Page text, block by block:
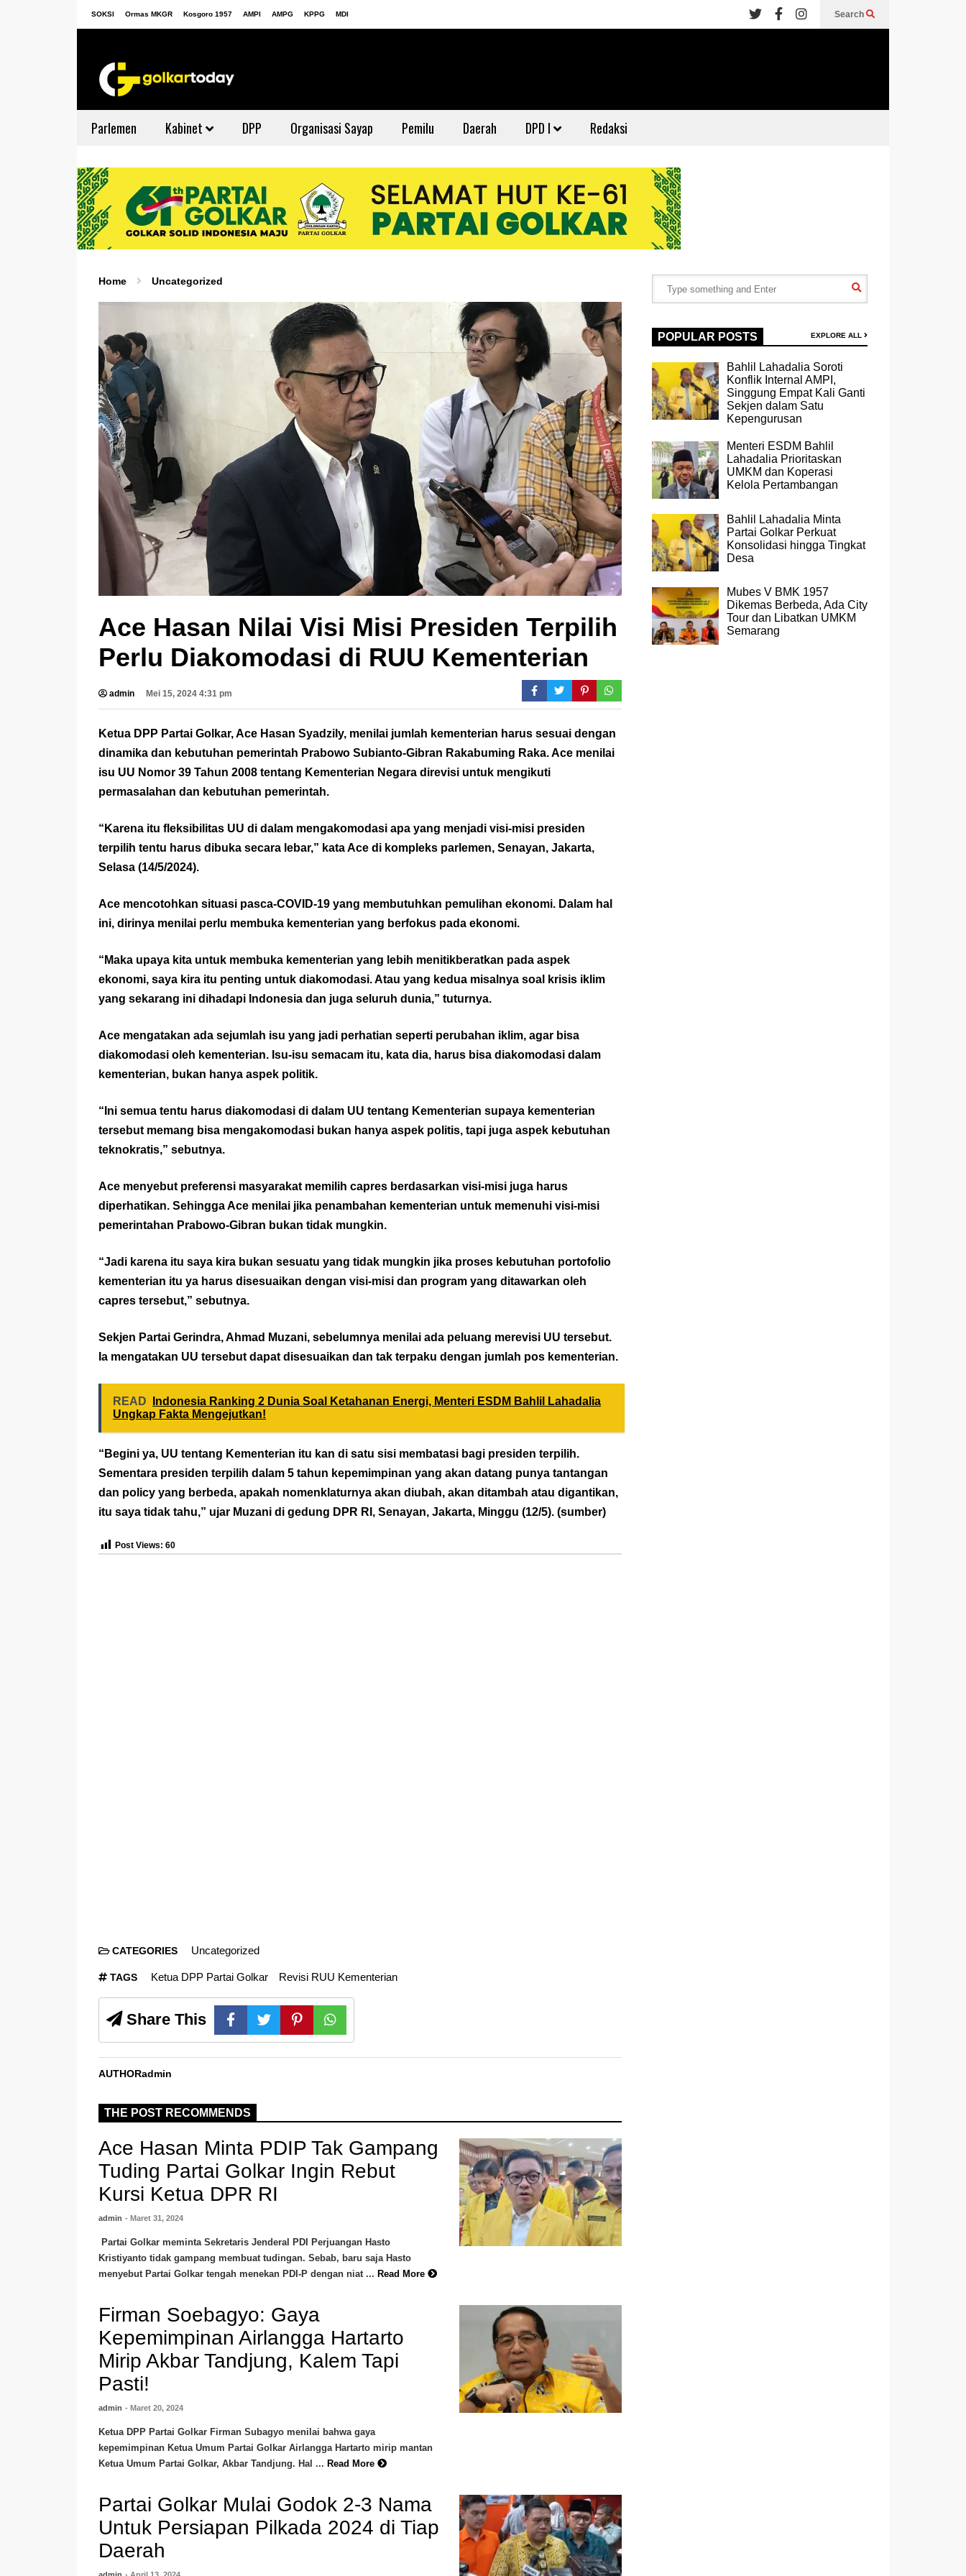
SOKSI Ormas MKGR Kosgoro 1957 AMPI AMPG KPPG MDI Search
Parlemen Kabinet DPP Organisasi Sayap Pemilu Daerah DPD I Redaksi
Home Uncategorized
Ace Hasan Nilai Visi Misi Presiden Terpilih
Perlu Diakomodasi di RUU Kementerian
admin Mei 15, 2024 4:31 pm
Ketua DPP Partai Golkar, Ace Hasan Syadzily, menilai jumlah kementerian harus sesuai dengan
dinamika dan kebutuhan pemerintah Prabowo Subianto-Gibran Rakabuming Raka. Ace menilai
isu UU Nomor 39 Tahun 2008 tentang Kementerian Negara direvisi untuk mengikuti
permasalahan dan kebutuhan pemerintah.
“Karena itu fleksibilitas UU di dalam mengakomodasi apa yang menjadi visi-misi presiden
terpilih tentu harus dibuka secara lebar,” kata Ace di kompleks parlemen, Senayan, Jakarta,
Selasa (14/5/2024).
Ace mencotohkan situasi pasca-COVID-19 yang membutuhkan pemulihan ekonomi. Dalam hal
ini, dirinya menilai perlu membuka kementerian yang berfokus pada ekonomi.
“Maka upaya kita untuk membuka kementerian yang lebih menitikberatkan pada aspek
ekonomi, saya kira itu penting untuk diakomodasi. Atau yang kedua misalnya soal krisis iklim
yang sekarang ini dihadapi Indonesia dan juga seluruh dunia,” tuturnya.
Ace mengatakan ada sejumlah isu yang jadi perhatian seperti perubahan iklim, agar bisa
diakomodasi oleh kementerian. Isu-isu semacam itu, kata dia, harus bisa diakomodasi dalam
kementerian, bukan hanya aspek politik.
“Ini semua tentu harus diakomodasi di dalam UU tentang Kementerian supaya kementerian
tersebut memang bisa mengakomodasi bukan hanya aspek politis, tapi juga aspek kebutuhan
teknokratis,” sebutnya.
Ace menyebut preferensi masyarakat memilih capres berdasarkan visi-misi juga harus
diperhatikan. Sehingga Ace menilai jika penambahan kementerian untuk memenuhi visi-misi
pemerintahan Prabowo-Gibran bukan tidak mungkin.
“Jadi karena itu saya kira bukan sesuatu yang tidak mungkin jika proses kebutuhan portofolio
kementerian itu ya harus disesuaikan dengan visi-misi dan program yang ditawarkan oleh
capres tersebut,” sebutnya.
Sekjen Partai Gerindra, Ahmad Muzani, sebelumnya menilai ada peluang merevisi UU tersebut.
Ia mengatakan UU tersebut dapat disesuaikan dan tak terpaku dengan jumlah pos kementerian.
READ
Indonesia Ranking 2 Dunia Soal Ketahanan Energi, Menteri ESDM Bahlil Lahadalia
Ungkap Fakta Mengejutkan!
“Begini ya, UU tentang Kementerian itu kan di satu sisi membatasi bagi presiden terpilih.
Sementara presiden terpilih dalam 5 tahun kepemimpinan yang akan datang punya tantangan
dan policy yang berbeda, apakah nomenklaturnya akan diubah, akan ditambah atau digantikan,
itu saya tidak tahu,” ujar Muzani di gedung DPR RI, Senayan, Jakarta, Minggu (12/5). (sumber)
Post Views: 60
CATEGORIES Uncategorized
TAGS Ketua DPP Partai Golkar Revisi RUU Kementerian
Share This
AUTHORadmin
THE POST RECOMMENDS
Ace Hasan Minta PDIP Tak Gampang
Tuding Partai Golkar Ingin Rebut
Kursi Ketua DPR RI
admin - Maret 31, 2024
Partai Golkar meminta Sekretaris Jenderal PDI Perjuangan Hasto
Kristiyanto tidak gampang membuat tudingan. Sebab, baru saja Hasto
menyebut Partai Golkar tengah menekan PDI-P dengan niat ... Read More
Firman Soebagyo: Gaya
Kepemimpinan Airlangga Hartarto
Mirip Akbar Tandjung, Kalem Tapi
Pasti!
admin - Maret 20, 2024
Ketua DPP Partai Golkar Firman Subagyo menilai bahwa gaya
kepemimpinan Ketua Umum Partai Golkar Airlangga Hartarto mirip mantan
Ketua Umum Partai Golkar, Akbar Tandjung. Hal ... Read More
Partai Golkar Mulai Godok 2-3 Nama
Untuk Persiapan Pilkada 2024 di Tiap
Daerah
POPULAR POSTS EXPLORE ALL
Bahlil Lahadalia Soroti
Konflik Internal AMPI,
Singgung Empat Kali Ganti
Sekjen dalam Satu
Kepengurusan
Menteri ESDM Bahlil
Lahadalia Prioritaskan
UMKM dan Koperasi
Kelola Pertambangan
Bahlil Lahadalia Minta
Partai Golkar Perkuat
Konsolidasi hingga Tingkat
Desa
Mubes V BMK 1957
Dikemas Berbeda, Ada City
Tour dan Libatkan UMKM
Semarang